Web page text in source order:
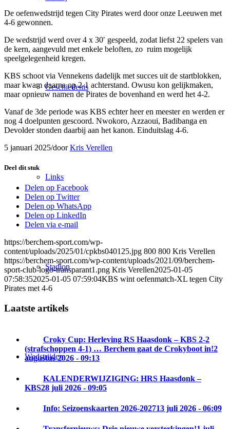
Geschiedenis
Links
Stadion
Wedstrijden
De oefenwedstrijd tegen City Pirates werd door onze Leeuwen met
4-6 gewonnen.
De wedstrijd werd over 4 x 30′ gespeeld, zodat liefst 22 spelers van
de kern, aangevuld met enkele beloften, zo ruim mogelijk
speelgelegenheid kregen.
KBS schoot via Vennekens dadelijk met succes uit de startblokken,
maar kwam daarna op 2-1 achterstand. Owusu kon gelijkmaken,
maar opnieuw namen de Pirates de bovenhand en werd het 4-2.
Vanaf de 3de periode was KBS echter heer en meester en werden er
nog 4 doelpunten gescoord. Nwokoro, Azzaoui, Badibanga en
Devolder stonden daarbij aan het kanon. Einduitslag 4-6.
5 januari 2025/doorKris Verellen
Deel dit stuk
Delen op Facebook
Delen op Twitter
Delen op WhatsApp
Delen op LinkedIn
Delen via e-mail
https://berchem-sport.com/wp-
content/uploads/2025/01/cpkbs040125.jpg 800 800 Kris Verellen
https://berchem-sport.com/wp-content/uploads/2021/09/berchem-
sport-club-logo-transparant1.png Kris Verellen2025-01-05
07:58:352025-01-05 07:59:04KBS wint oefenmatch-XL tegen City
Pirates met 4-6
Laatste artikels
Croky Cup: Herleving RS Haasdonk – KBS 2-2
(strafschoppen 4-1) … Berchem gaat de Crokyboot in!2
augustus 2026 - 09:13
KALENDERWIJZIGING: HRS Haasdonk –
KBS28 juli 2026 - 09:05
Info: Seizoenskaarten 2026-202713 juli 2026 - 06:09